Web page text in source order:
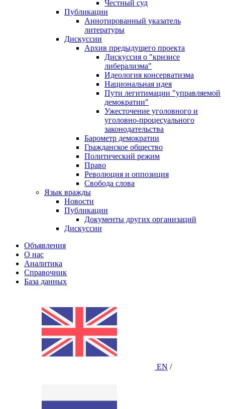
Честный суд
Публикации
Аннотированный указатель
литературы
Дискуссии
Архив предыдущего проекта
Дискуссия о "кризисе
либерализма"
Идеология консерватизма
Национальная идея
Пути легитимации "управляемой
демократии"
Ужесточение уголовного и
уголовно-процесуального
законодательства
Барометр демократии
Гражданское общество
Политический режим
Право
Революция и оппозиция
Свобода слова
Язык вражды
Новости
Публикации
Документы других организаций
Дискуссии
Объявления
О нас
Аналитика
Справочник
База данных
EN /